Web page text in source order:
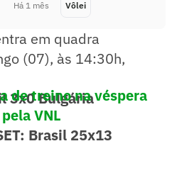
Há 1 mês Vôlei
em quadra
(07), às 14:30h,
3x0 Bulgária
de treino na véspera
VNL
Brasil 25x13